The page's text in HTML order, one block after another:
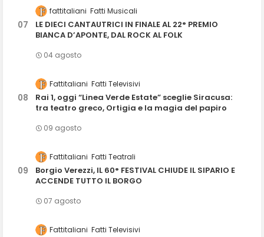
fattitaliani Fatti Musicali
LE DIECI CANTAUTRICI IN FINALE AL 22° PREMIO
BIANCA D’APONTE, DAL ROCK AL FOLK
04 agosto
Fattitaliani Fatti Televisivi
Rai 1, oggi “Linea Verde Estate” sceglie Siracusa:
tra teatro greco, Ortigia e la magia del papiro
09 agosto
Fattitaliani Fatti Teatrali
Borgio Verezzi, IL 60° FESTIVAL CHIUDE IL SIPARIO E
ACCENDE TUTTO IL BORGO
07 agosto
Fattitaliani Fatti Televisivi